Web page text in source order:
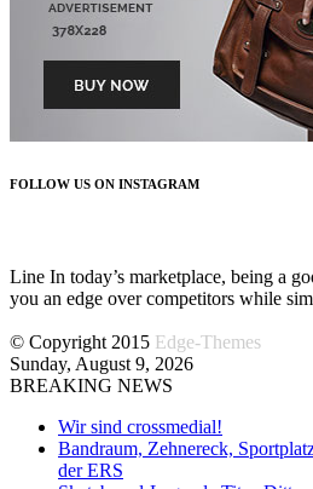
FOLLOW US ON INSTAGRAM
Line In today’s marketplace, being a
you an edge over competitors while
© Copyright 2015 Edge-Themes
Sunday, August 9, 2026
BREAKING NEWS
Wir sind crossmedial!
Bandraum, Zehnereck,
der ERS